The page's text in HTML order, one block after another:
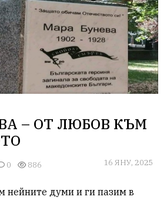
– ОТ ЛЮБОВ КЪМ
0 886 16 ЯНУ, 2025
нейните думи и ги пазим в